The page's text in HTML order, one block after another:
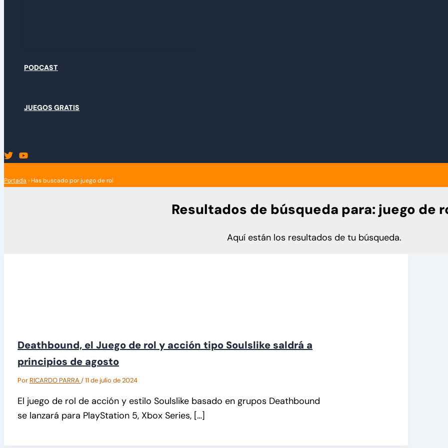
PODCAST
JUEGOS GRATIS
Portada ›Has buscado por juego de rol
Resultados de búsqueda para: juego de
Aquí están los resultados de tu búsqueda.
Deathbound, el Juego de rol y acción tipo Soulslike saldrá a
principios de agosto
Por RICARDO PARRA /11 de julio de 2024
El juego de rol de acción y estilo Soulslike basado en grupos Deathbound
se lanzará para PlayStation 5, Xbox Series, […]